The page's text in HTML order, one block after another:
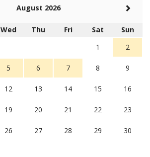
August 2026
Wed Thu Fri Sat
Sun
1
2
5 6 7 8 9
12 13 14 15 16
19 20 21 22 23
26 27 28 29 30